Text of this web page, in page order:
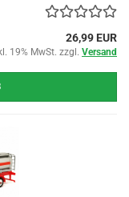
26,99 EUR
19% MwSt. zzgl. Versand